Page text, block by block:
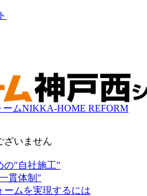
ざいません
ームNIKKA-HOME REFORM
の"自社施工"
貫体制"
ームを実現するには